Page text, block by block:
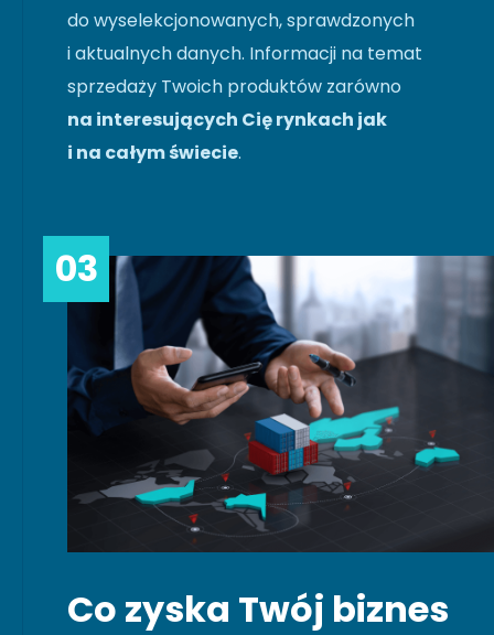
do wyselekcjonowanych, sprawdzonych
i aktualnych danych. Informacji na temat
sprzedaży Twoich produktów zarówno
na interesujących Cię rynkach jak
i na całym świecie.
03
Co zyska Twój biznes